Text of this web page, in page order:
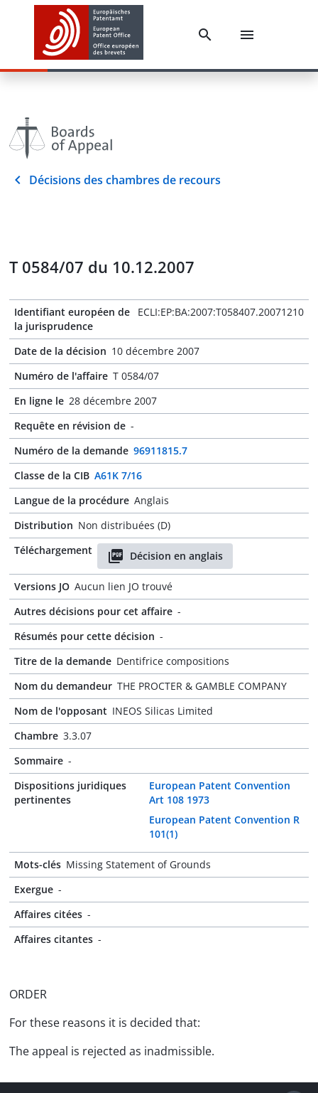
Décisions des chambres de recours
T 0584/07 du 10.12.2007
Identifiant européen de
la jurisprudence
ECLI:EP:BA:2007:T058407.20071210
Date de la décision 10 décembre 2007
Numéro de l'affaire T 0584/07
En ligne le 28 décembre 2007
Requête en révision de -
Numéro de la demande 96911815.7
Classe de la CIB A61K 7/16
Langue de la procédure Anglais
Distribution Non distribuées (D)
Téléchargement
Décision en anglais
Versions JO Aucun lien JO trouvé
Autres décisions pour cet affaire -
Résumés pour cette décision -
Titre de la demande Dentifrice compositions
Nom du demandeur THE PROCTER & GAMBLE COMPANY
Nom de l'opposant INEOS Silicas Limited
Chambre 3.3.07
Sommaire -
Dispositions juridiques
pertinentes
European Patent Convention
Art 108 1973
European Patent Convention R
101(1)
Mots-clés Missing Statement of Grounds
Exergue -
Affaires citées -
Affaires citantes -
ORDER
For these reasons it is decided that:
The appeal is rejected as inadmissible.